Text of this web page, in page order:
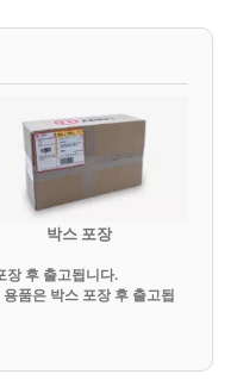
박스 포장
장 후 출고됩니다.
품은 박스 포장 후 출고됩